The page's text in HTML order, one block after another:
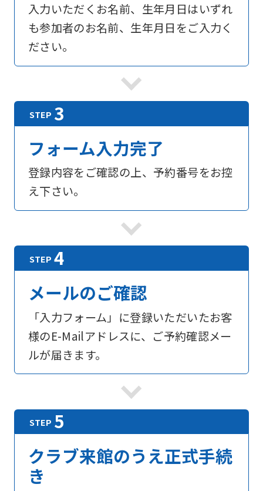
入力いただくお名前、生年月日はいずれ
も参加者のお名前、生年月日をご入力く
ださい。
フォーム入力完了
登録内容をご確認の上、予約番号をお控
え下さい。
メールのご確認
「入力フォーム」に登録いただいたお客
様のE-Mailアドレスに、ご予約確認メー
ルが届きます。
クラブ来館のうえ正式手続
き
foreigners
Sports
official
website
is
translated
into
English.
Click
the